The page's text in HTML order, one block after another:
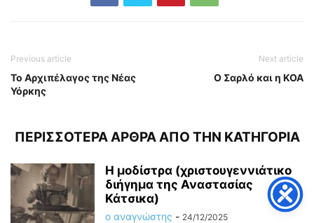
Previous article
Το Αρχιπέλαγος της Νέας
Υόρκης
Next article
Ο Σαρλό και η ΚΟΑ
ΠΕΡΙΣΣΟΤΕΡΑ ΑΡΘΡΑ ΑΠΟ ΤΗΝ ΚΑΤΗΓΟΡΙΑ
Η μοδίστρα (χριστουγεννιάτικο
διήγημα της Αναστασίας
Κάτσικα)
ο αναγνώστης - 24/12/2025